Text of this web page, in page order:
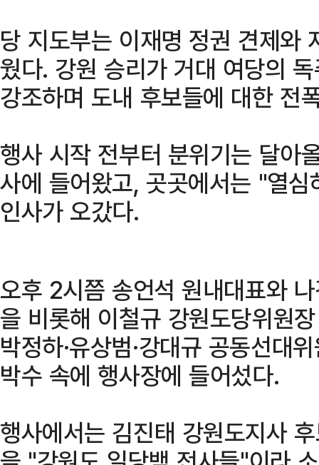
당 지도부는 이재명 정권 견제와
웠다. 강원 승리가 거대 여당의
강조하며 도내 후보들에 대한 전
행사 시작 전부터 분위기는 달아
사에 들어왔고, 곳곳에서는 "열
인사가 오갔다.
오후 2시쯤 송언석 원내대표와
을 비롯해 이철규 강원도당위원
박정하·유상범·강대규 공동선대
박수 속에 행사장에 들어섰다.
행사에서는 김진태 강원도지사